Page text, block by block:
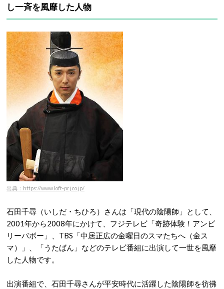
し一斉を風靡した人物
出典：https://www.loft-prj.co.jp/
石田千尋（いしだ・ちひろ）さんは「現代の陰陽師」として、
2001年から2008年にかけて、フジテレビ「奇跡体験！アンビ
リーバボー」、TBS「中居正広の金曜日のスマたちへ（金ス
マ）」、「うたばん」などのテレビ番組に出演して一世を風靡
した人物です。
出演番組で、石田千尋さんが平安時代に活躍した陰陽師を彷彿